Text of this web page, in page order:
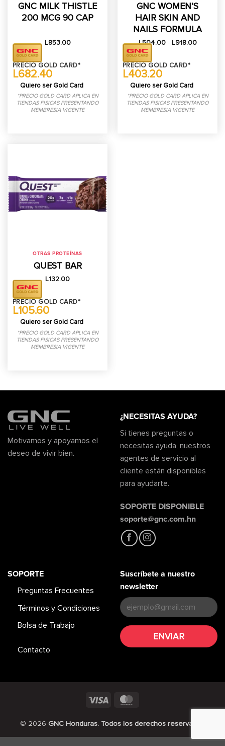
GNC MILK THISTLE
200 MCG 90 CAP
L853.00
PRECIO GOLD CARD*
L682.40
Quiero ser Gold Card
*PRECIO GOLD CARD APLICA EN
TIENDAS FISICAS PRESENTANDO
MEMBRESIA VIGENTE
GNC WOMEN’S
HAIR SKIN AND
NAILS FORMULA
L504.00 - L918.00Rango
PRECIO GOLD CARD*
L403.20
Quiero ser Gold Card
*PRECIO GOLD CARD APLICA EN
TIENDAS FISICAS PRESENTANDO
MEMBRESIA VIGENTE
OTRAS PROTEÍNAS
QUEST BAR
L132.00
PRECIO GOLD CARD*
L105.60
Quiero ser Gold Card
*PRECIO GOLD CARD APLICA EN
TIENDAS FISICAS PRESENTANDO
MEMBRESIA VIGENTE
Motivamos y apoyamos el
deseo de vivir bien.
¿NECESITAS AYUDA?
Si tienes preguntas o
necesitas ayuda, nuestros
agentes de servicio al
cliente están disponibles
para ayudarte.
SOPORTE DISPONIBLE
soporte@gnc.com.hn
SOPORTE
Preguntas Frecuentes
Términos y Condiciones
Bolsa de Trabajo
Contacto
Suscríbete a nuestro
newsletter
Visa
© 2026 GNC Honduras. Todos los derechos reservados